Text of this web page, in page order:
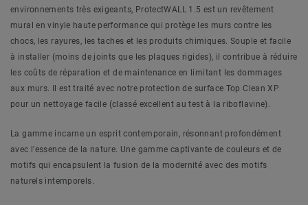
environnements très exigeants, ProtectWALL 1.5 est un revêtement
mural en vinyle haute performance qui protège les murs contre les
chocs, les rayures, les taches et les produits chimiques. Souple et facile
à installer (moins de joints que les plaques rigides), il contribue à réduire
les coûts de réparation et de maintenance en limitant les dommages
aux murs. Il est traité avec notre protection de surface Top Clean XP
pour un nettoyage facile (classé excellent au test à la riboflavine).
La gamme incarne un esprit contemporain, résonnant profondément
avec l'essence de la nature. Une gamme captivante de couleurs et de
motifs qui encapsulent la fusion de la modernité avec des motifs
naturels intemporels.